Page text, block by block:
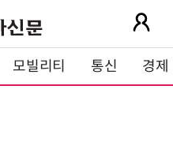
모빌리티 통신 경제